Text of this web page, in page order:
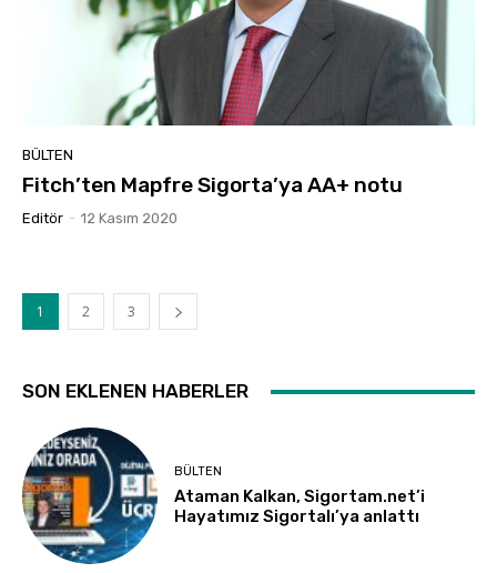
BÜLTEN
Fitch’ten Mapfre Sigorta’ya AA+ notu
Editör - 12 Kasım 2020
1 2 3
SON EKLENEN HABERLER
BÜLTEN
Ataman Kalkan, Sigortam.net’i
Hayatımız Sigortalı’ya anlattı